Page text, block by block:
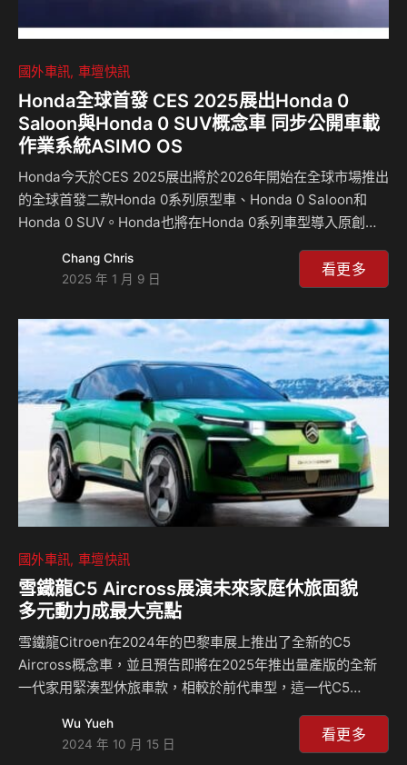
國外車訊 車壇快訊
Honda全球首發 CES 2025展出Honda 0
Saloon與Honda 0 SUV概念車 同步公開車載
作業系統ASIMO OS
Honda今天於CES 2025展出將於2026年開始在全球市場推出
的全球首發二款Honda 0系列原型車、Honda 0 Saloon和
Honda 0 SUV。Honda也將在Honda 0系列車型導入原創的
進去年在CES 2024展出的概念車型，Honda 0 Saloon原型
車的研發已經為計劃於2026年上市做好準備。此原型車在維
其他EV截然不同的低高度運動風格，而且內部空間比人們從
外部尺寸想像的還要寬敞。 Honda 0系列旗艦車型Honda 0
Chang Chris
2025 年 1 月 9 日
看更多
國外車訊 車壇快訊
雪鐵龍C5 Aircross展演未來家庭休旅面貌
多元動力成最大亮點
雪鐵龍Citroen在2024年的巴黎車展上推出了全新的C5
Aircross概念車，並且預告即將在2025年推出量產版的全新
一代家用緊湊型休旅車款，相較於前代車型，這一代C5
動力選擇，新車將採用STLA Medium平台，這個平台能夠支
援引擎、油電動力和純電動力系統，讓消費者可以擁有更全面
Wu Yueh
2024 年 10 月 15 日
看更多